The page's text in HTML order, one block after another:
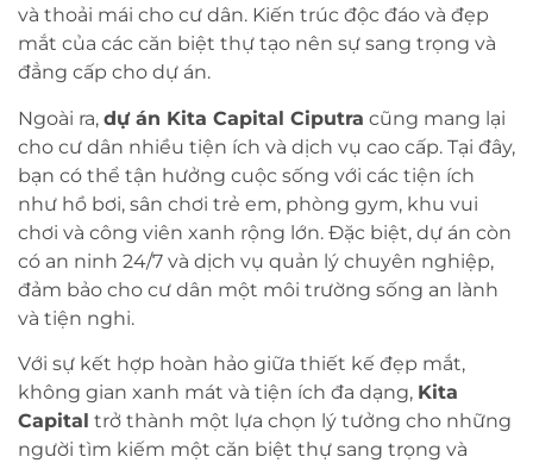
và thoải mái cho cư dân. Kiến trúc độc đáo và đẹp
mắt của các căn biệt thự tạo nên sự sang trọng và
đẳng cấp cho dự án.
Ngoài ra, dự án Kita Capital Ciputra cũng mang lại
cho cư dân nhiều tiện ích và dịch vụ cao cấp. Tại đây,
bạn có thể tận hưởng cuộc sống với các tiện ích
như hồ bơi, sân chơi trẻ em, phòng gym, khu vui
chơi và công viên xanh rộng lớn. Đặc biệt, dự án còn
có an ninh 24/7 và dịch vụ quản lý chuyên nghiệp,
đảm bảo cho cư dân một môi trường sống an lành
và tiện nghi.
Với sự kết hợp hoàn hảo giữa thiết kế đẹp mắt,
không gian xanh mát và tiện ích đa dạng, Kita
Capital trở thành một lựa chọn lý tưởng cho những
người tìm kiếm một căn biệt thự sang trọng và